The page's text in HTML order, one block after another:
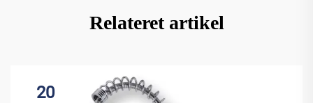
Relateret artikel
20